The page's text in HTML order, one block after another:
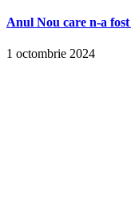
Anul Nou care n-a
1 octombrie 2024